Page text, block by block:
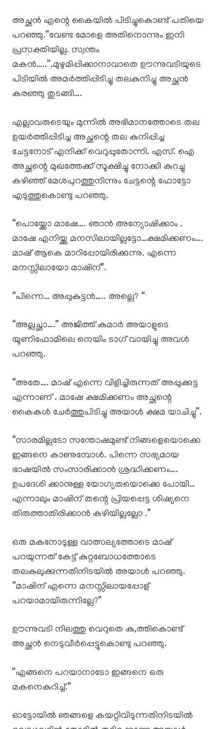
അച്ഛൻ എന്റെ കൈയിൽ പിടിച്ചുകൊണ്ട് പതിയെ
പറഞ്ഞു.”വേണ്ട മോളെ അതിനൊന്നും ഇനി
പ്രസക്തിയില്ല. സ്വന്തം
മകൻ…..”.മുഴുമിപ്പിക്കാനാവാതെ ഊന്നുവടിയുടെ
പിടിയിൽ അമർത്തിപ്പിടിച്ചു തലകുനിച്ചു അച്ഛൻ
കരഞ്ഞു തുടങ്ങി….
എല്ലാവരുടെയും മുന്നിൽ അഭിമാനത്തോടെ തല
ഉയർത്തിപ്പിടിച്ച അച്ഛന്റെ തല കുനിപ്പിച്ച
ചേട്ടനോട് എനിക്ക് വെറുപ്പുതോന്നി. എസ്. ഐ
അച്ഛന്റെ മുഖത്തേക്ക് സൂക്ഷിച്ചു നോക്കി കുറച്ചു
കഴിഞ്ഞ് മേശപുറത്തുനിന്നും ചേട്ടന്റെ ഫോട്ടോ
എടുത്തുകൊണ്ടു പറഞ്ഞു.
“പൊയ്ക്കോ മാഷേ…. ഞാൻ അന്യോഷിക്കാം .
മാഷേ എനിയ്ക്കു മനസിലായില്ലട്ടോ…ക്ഷമിക്കണം….
മാഷ് ആകെ മാറിപ്പോയിരിക്കുന്നു. എന്നെ
മനസ്സിലായോ മാഷിന്”.
“പിന്നെ… അപ്പുകുട്ടൻ….. അല്ലെ? “
“അല്ലച്ഛാ….” അജിത്ത് കുമാർ അയാളുടെ
യൂണിഫോമിലെ നെയിം ടാഗ് വായിച്ചു അവൾ
പറഞ്ഞു.
“അതേ…. മാഷ് എന്നെ വിളിച്ചിരുന്നത് അപ്പുക്കുട്ട
എന്നാണ് . മാഷേ ക്ഷമിക്കണം അച്ഛന്റെ
കൈകൾ ചേർത്തുപിടിച്ചു അയാൾ ക്ഷമ യാചിച്ചു”.
“സാരമില്ലടോ സന്തോഷമുണ്ട്‌ നിങ്ങളെയൊക്കെ
ഇങ്ങനെ കാണുമ്പോൾ. പിന്നെ സഭ്യമായ
ഭാഷയിൽ സംസാരിക്കാൻ ശ്രദ്ധിക്കണം….
ഉപദേശി ക്കാനുള്ള യോഗ്യതയൊക്കെ പോയി…
എന്നാലും മാഷിന് തന്റെ പ്രിയപ്പെട്ട ശിഷ്യനെ
തിരുത്താതിരിക്കാൻ കഴിയില്ലല്ലോ .”
ഒരു മകനോടുള്ള വാത്സല്യത്തോടെ മാഷ്
പറയുന്നത് കേട്ട് കുറ്റബോധത്തോടെ
തലകുലുക്കുന്നതിനിടയിൽ അയാൾ പറഞ്ഞു.
“മാഷിന് എന്നെ മനസ്സിലായപ്പോള്
പറയാമായിരുന്നില്ലേ?”
ഊന്നുവടി നിലത്തു വെറുതെ കു,ത്തികൊണ്ട്
അച്ഛൻ നെടുവീർപ്പെട്ടുകൊണ്ടു പറഞ്ഞു.
”എങ്ങനെ പറയാനാടോ ഇങ്ങനെ ഒരു
മകനെകുറിച്ച്.”
ഓട്ടോയിൽ ഞങ്ങളെ കയറ്റിവിടുന്നതിനിടയിൽ